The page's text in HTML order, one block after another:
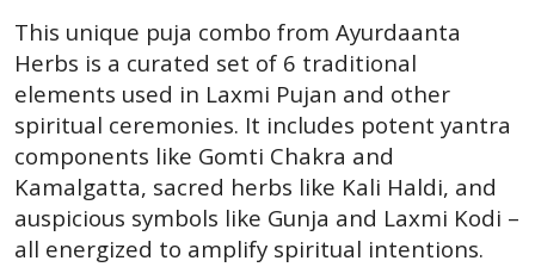
This unique puja combo from Ayurdaanta
Herbs is a curated set of 6 traditional
elements used in Laxmi Pujan and other
spiritual ceremonies. It includes potent yantra
components like Gomti Chakra and
Kamalgatta, sacred herbs like Kali Haldi, and
auspicious symbols like Gunja and Laxmi Kodi –
all energized to amplify spiritual intentions.